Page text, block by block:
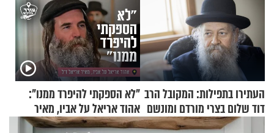
העתירו בתפילות: המקובל הרב
דוד שלום בצרי מורדם ומונשם
"לא הספקתי להיפרד ממנו":
אהוד אריאל על אביו, מאיר
אריאל ז"ל